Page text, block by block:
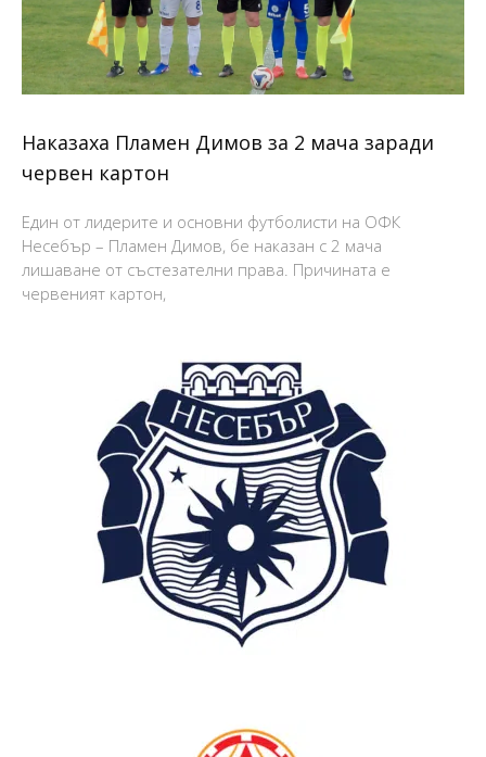
Наказаха Пламен Димов за 2 мача заради
червен картон
Един от лидерите и основни футболисти на ОФК
Несебър – Пламен Димов, бе наказан с 2 мача
лишаване от състезателни права. Причината е
червеният картон,